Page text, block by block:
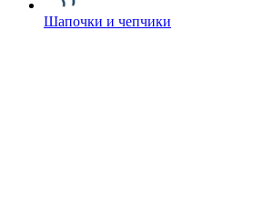
Шапочки и чепчики